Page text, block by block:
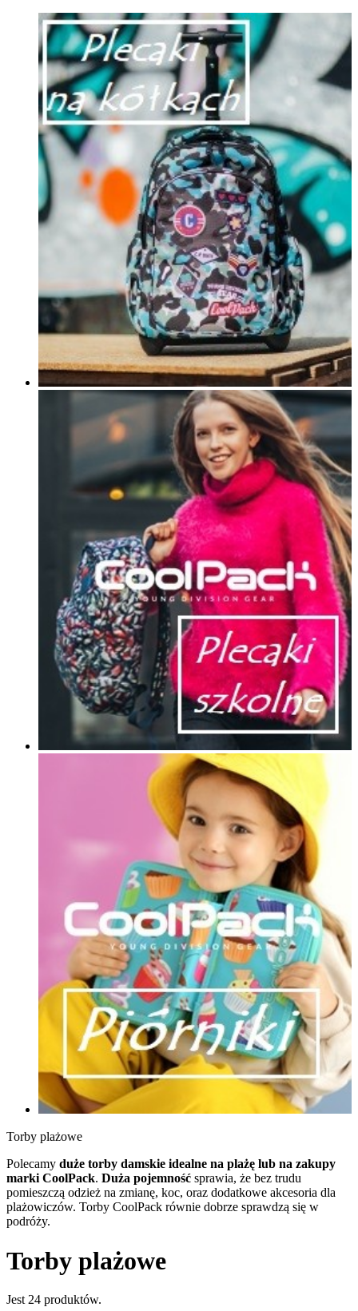
Torby plażowe
Polecamy duże torby damskie idealne na plażę lub na zakupy
marki CoolPack. Duża pojemność sprawia, że bez trudu
pomieszczą odzież na zmianę, koc, oraz dodatkowe akcesoria dla
plażowiczów. Torby CoolPack równie dobrze sprawdzą się w
podróży.
Torby plażowe
Jest 24 produktów.